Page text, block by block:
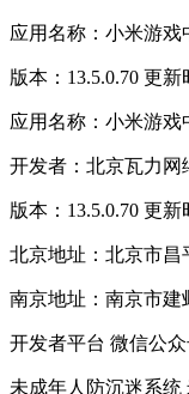
应用名称：小米游戏
版本：13.5.0.70 更新
应用名称：小米游戏
开发者：北京瓦力网
版本：13.5.0.70 更新
北京地址：北京市昌
南京地址：南京市建
开发者平台 微信公
未成年人防沉迷系统